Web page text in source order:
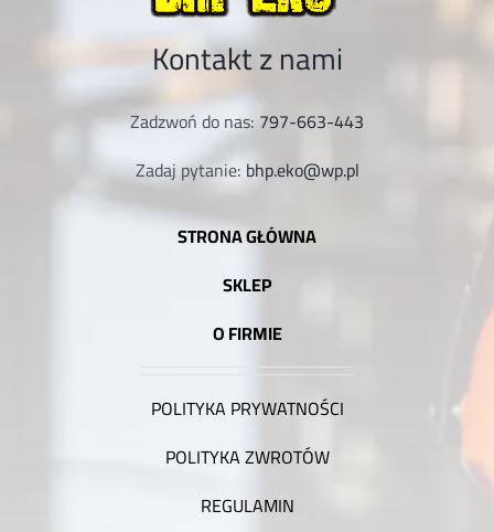
Kontakt z nami
Zadzwoń do nas: 797-663-443
Zadaj pytanie: bhp.eko@wp.pl
STRONA GŁÓWNA
SKLEP
O FIRMIE
POLITYKA PRYWATNOŚCI
POLITYKA ZWROTÓW
REGULAMIN